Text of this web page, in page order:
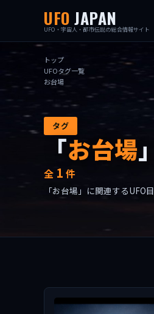
UFO JAPAN
UFO・宇宙人・都市伝説の総合情報サイト
トップ
UFOタグ一覧
お台場
タグ
「お台場
全 1 件
「お台場」に関連するUFO